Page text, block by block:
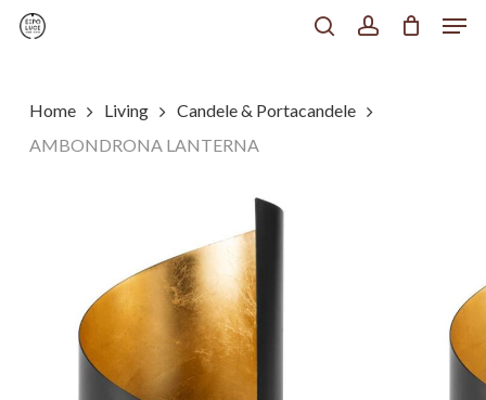
Skip
content
Home Living
Candele & Portacandele
AMBONDRONA LANTERNA